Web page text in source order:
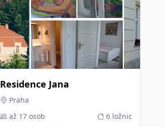
Residence Jana
Praha
až 17 osob
6 ložnic